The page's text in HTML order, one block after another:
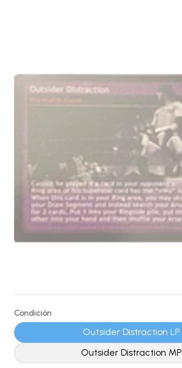
Condición
Outsider Distraction LP
Outsider Distraction MP